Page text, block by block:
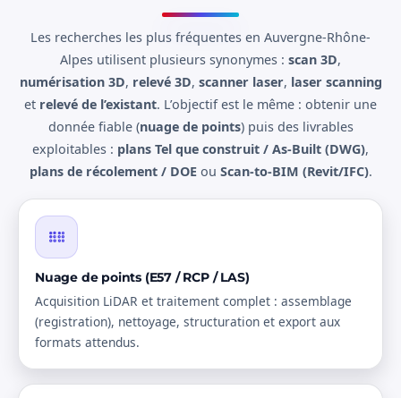
Les recherches les plus fréquentes en Auvergne-Rhône-
Alpes utilisent plusieurs synonymes : scan 3D,
numérisation 3D, relevé 3D, scanner laser, laser scanning
et relevé de l’existant. L’objectif est le même : obtenir une
donnée fiable (nuage de points) puis des livrables
exploitables : plans Tel que construit / As-Built (DWG),
plans de récolement / DOEou Scan-to-BIM (Revit/IFC).
Nuage de points (E57 / RCP / LAS)
Acquisition LiDAR et traitement complet : assemblage
(registration), nettoyage, structuration et export aux
formats attendus.